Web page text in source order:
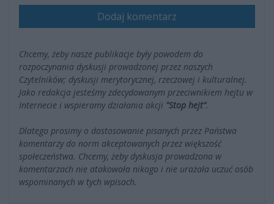
Dodaj komentarz
Chcemy, żeby nasze publikacje były powodem do
rozpoczynania dyskusji prowadzonej przez naszych
Czytelników; dyskusji merytorycznej, rzeczowej i kulturalnej.
Jako redakcja jesteśmy zdecydowanym przeciwnikiem hejtu w
Internecie i wspieramy działania akcji "Stop hejt".
Dlatego prosimy o dostosowanie pisanych przez Państwa
komentarzy do norm akceptowanych przez większość
społeczeństwa. Chcemy, żeby dyskusja prowadzona w
komentarzach nie atakowała nikogo i nie urażała uczuć osób
wspominanych w tych wpisach.